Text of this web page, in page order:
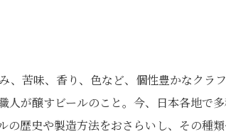
、苦味、香り、色など、個性豊かなクラ
が醸すビールのこと。今、日本各地で
の歴史や製造方法をおさらいし、その種